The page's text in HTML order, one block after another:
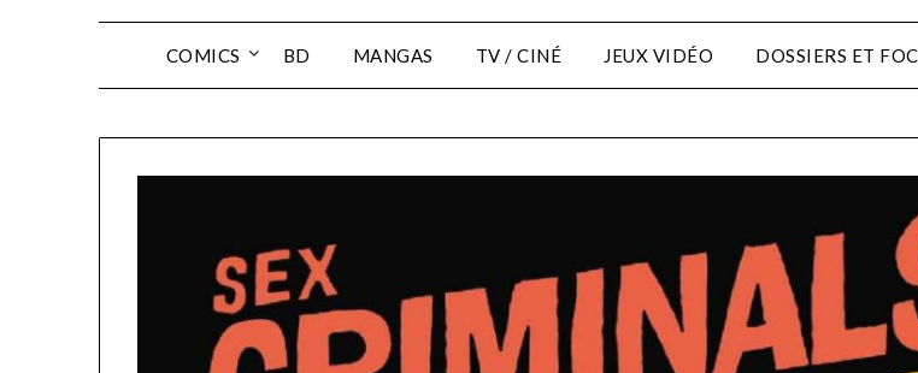
COMICS BD MANGAS TV / CINÉ JEUX VIDÉO DOSSIERS ET